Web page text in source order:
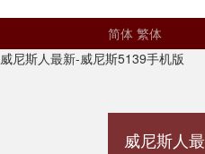
简体 繁体
威尼斯人最新-威尼斯5139手机版
威尼斯人最